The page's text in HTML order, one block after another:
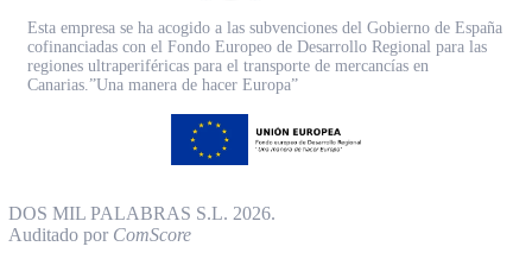
Esta empresa se ha acogido a las subvenciones del Gobierno de España
cofinanciadas con el Fondo Europeo de Desarrollo Regional para las
regiones ultraperiféricas para el transporte de mercancías en
Canarias.”Una manera de hacer Europa”
DOS MIL PALABRAS S.L. 2026.
Auditado por ComScore